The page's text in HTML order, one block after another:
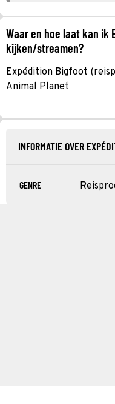
Waar en hoe laat kan ik
kijken/streamen?
Expédition Bigfoot
Animal Planet
INFORMATIE OVER
GENRE